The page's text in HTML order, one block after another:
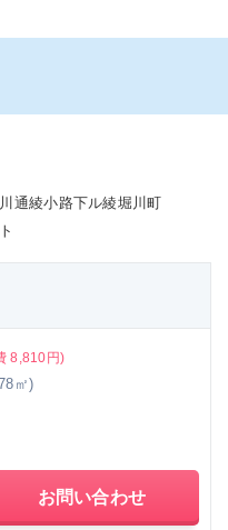
通綾小路下ル綾堀川町
8,810円)
㎡)
お問い合わせ